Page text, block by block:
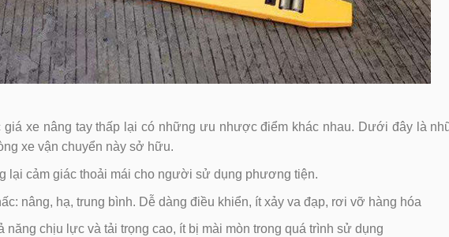
xe nâng tay thấp lại có những ưu nhược điểm khác nhau. Dưới đây là
xe vận chuyển này sở hữu.
lại cảm giác thoải mái cho người sử dụng phương tiện.
nâng, hạ, trung bình. Dễ dàng điều khiển, ít xảy va đạp, rơi vỡ hàng hóa
năng chịu lực và tải trọng cao, ít bị mài mòn trong quá trình sử dụng